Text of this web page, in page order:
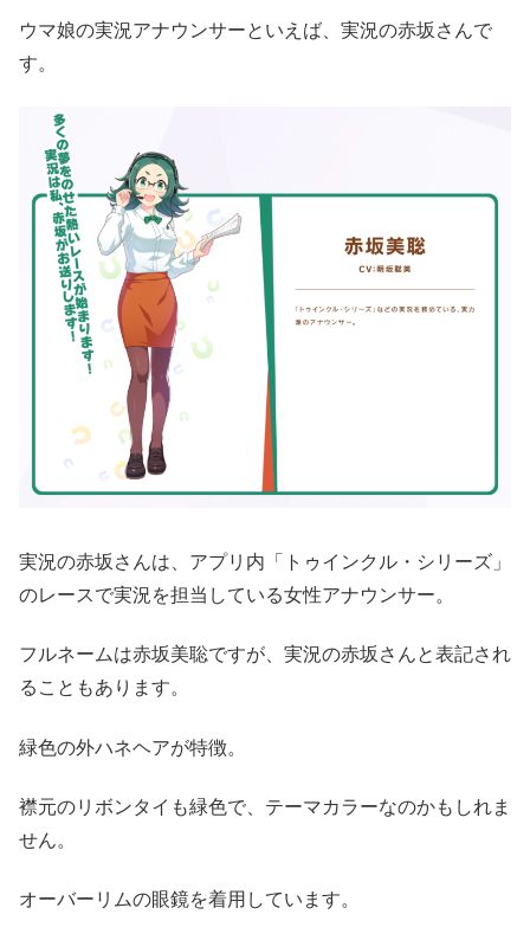
ウマ娘の実況アナウンサーといえば、実況の赤坂さんで
す。
実況の赤坂さんは、アプリ内「トゥインクル・シリーズ」
のレースで実況を担当している女性アナウンサー。
フルネームは赤坂美聡ですが、実況の赤坂さんと表記され
ることもあります。
緑色の外ハネヘアが特徴。
襟元のリボンタイも緑色で、テーマカラーなのかもしれま
せん。
オーバーリムの眼鏡を着用しています。